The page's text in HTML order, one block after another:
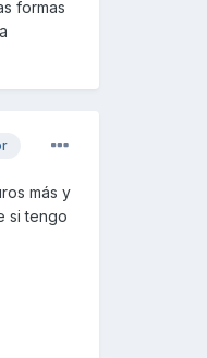
formas
más y
si tengo